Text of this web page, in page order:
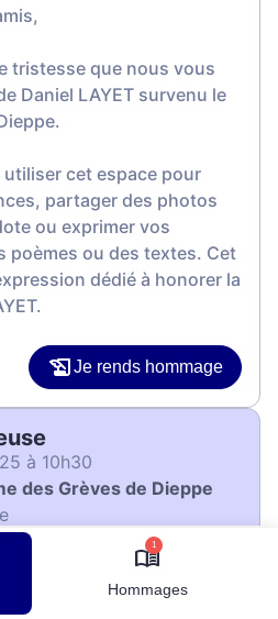
1
Hommages
tristesse que nous vous
Daniel LAYET survenu le
cet espace pour
partager des photos
ou exprimer vos
poèmes ou des textes. Cet
dédié à honorer la
Je rends hommage
à 10h30
des Grèves de Dieppe